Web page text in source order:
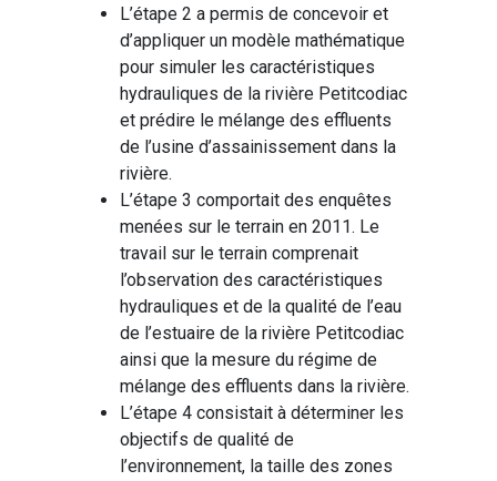
L’étape 2 a permis de concevoir et
d’appliquer un modèle mathématique
pour simuler les caractéristiques
hydrauliques de la rivière Petitcodiac
et prédire le mélange des effluents
de l’usine d’assainissement dans la
rivière.
L’étape 3 comportait des enquêtes
menées sur le terrain en 2011. Le
travail sur le terrain comprenait
l’observation des caractéristiques
hydrauliques et de la qualité de l’eau
de l’estuaire de la rivière Petitcodiac
ainsi que la mesure du régime de
mélange des effluents dans la rivière.
L’étape 4 consistait à déterminer les
objectifs de qualité de
l’environnement, la taille des zones